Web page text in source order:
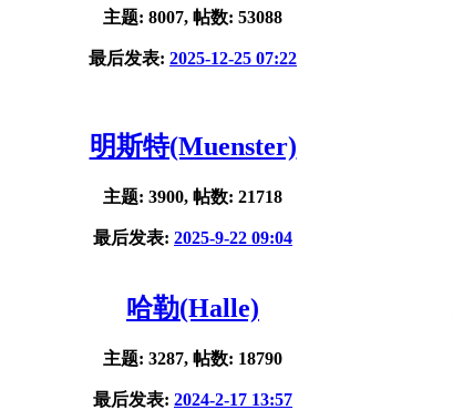
主题: 8007, 帖数: 53088
最后发表: 2025-12-25 07:22
明斯特(Muenster)
主题: 3900, 帖数: 21718
最后发表: 2025-9-22 09:04
哈勒(Halle)
主题: 3287, 帖数: 18790
最后发表: 2024-2-17 13:57